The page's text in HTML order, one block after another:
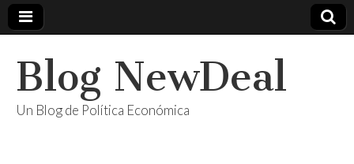
Blog NewDeal
Un Blog de Política Económica